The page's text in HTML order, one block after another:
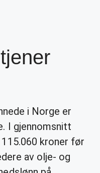
i Norge er
I gjennomsnitt
115.060 kroner før
av olje- og